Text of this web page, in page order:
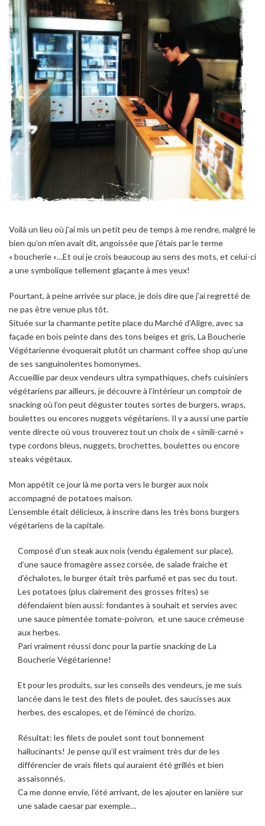
Voilà un lieu où j’ai mis un petit peu de temps à me rendre, malgré le
bien qu’on m’en avait dit, angoissée que j’étais par le terme
« boucherie »…Et oui je crois beaucoup au sens des mots, et celui-ci
a une symbolique tellement glaçante à mes yeux!
Pourtant, à peine arrivée sur place, je dois dire que j’ai regretté de
ne pas être venue plus tôt.
Située sur la charmante petite place du Marché d’Aligre, avec sa
façade en bois peinte dans des tons beiges et gris, La Boucherie
Végétarienne évoquerait plutôt un charmant coffee shop qu’une
de ses sanguinolentes homonymes.
Accueillie par deux vendeurs ultra sympathiques, chefs cuisiniers
végétariens par ailleurs, je découvre à l’intérieur un comptoir de
snacking où l’on peut déguster toutes sortes de burgers, wraps,
boulettes ou encores nuggets végétariens. Il y a aussiune partie
vente directe où vous trouverez tout un choix de « simili-carné »
type cordons bleus, nuggets, brochettes, boulettes ou encore
steaks végétaux.
Mon appétit ce jour là me porta vers le burger aux noix
accompagné de potatoes maison.
L’ensemble était délicieux, à inscrire dans les très bons burgers
végétariens de la capitale.
Composé d’un steak aux noix (vendu également sur place),
d’une sauce fromagère assez corsée, de salade fraiche et
d’échalotes, le burger était très parfumé et pas sec du tout.
Les potatoes (plus clairement des grosses frites) se
défendaient bien aussi: fondantes à souhait et servies avec
une sauce pimentée tomate-poivron, et une sauce crémeuse
aux herbes.
Pari vraiment réussi donc pour la partie snacking de La
Boucherie Végétarienne!
Et pour les produits, sur les conseils des vendeurs, je me suis
lancée dans le test des filets de poulet, des saucisses aux
herbes, des escalopes, et de l’émincé de chorizo.
Résultat: les filets de poulet sont tout bonnement
hallucinants! Je pense qu’il est vraiment très dur de les
différencier de vrais filets qui auraient été grillés et bien
assaisonnés.
Ca me donne envie, l’été arrivant, de les ajouter en lanière sur
une salade caesar par exemple…